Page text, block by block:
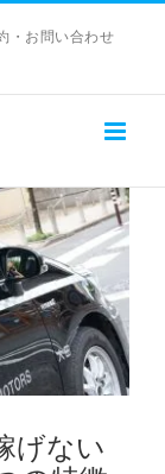
お問い合わせ
げない